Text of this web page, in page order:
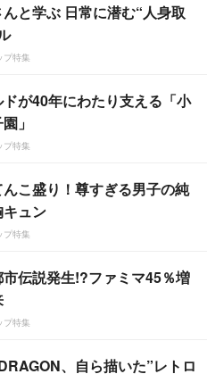
と学ぶ 日常に潜む“人身取
プ特集
が40年にわたり支える「小
」
プ特集
こ盛り！尊すぎる男子の純
ュン
プ特集
伝説発生!?ファミマ45％増
プ特集
、自ら描いた”レトロ